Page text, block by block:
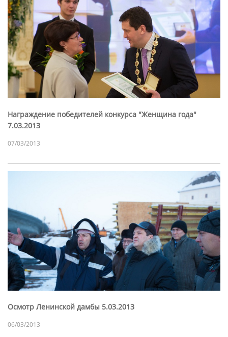
Награждение победителей конкурса "Женщина года"
7.03.2013
07/03/2013
Осмотр Ленинской дамбы 5.03.2013
06/03/2013